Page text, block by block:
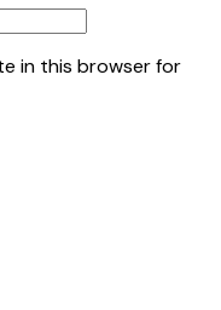
in this browser for